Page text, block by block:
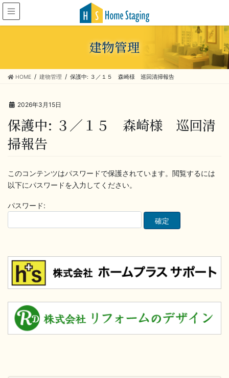
建物管理
HOME 建物管理 保護中: ３／１５ 森崎様 巡回清掃報告
2026年3月15日
保護中: ３／１５ 森崎様 巡回清
掃報告
このコンテンツはパスワードで保護されています。閲覧するには
以下にパスワードを入力してください。
パスワード: